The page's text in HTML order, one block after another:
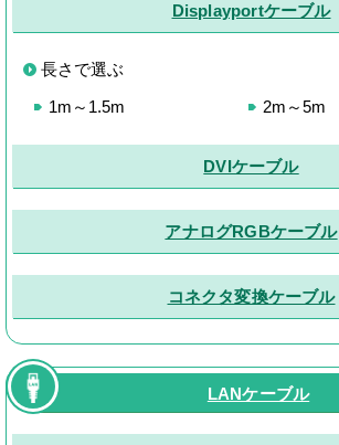
Displayportケーブル
長さで選ぶ
1m～1.5m
2m～5m
DVIケーブル
アナログRGBケーブル
コネクタ変換ケーブル
LANケーブル